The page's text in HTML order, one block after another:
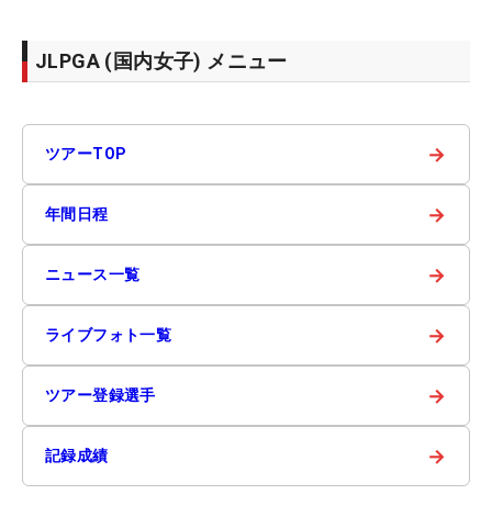
JLPGA (国内女子) メニュー
ツアーTOP →
年間日程 →
ニュース一覧 →
ライブフォト一覧 →
ツアー登録選手 →
記録成績 →